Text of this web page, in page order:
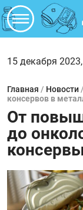
15 декабря
Главная / Новости /
консервов в
От
до